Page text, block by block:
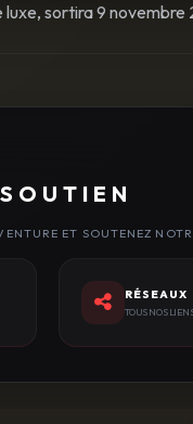
sortira 9
ET SOUTENEZ
RÉSEAUX
TOUS NOS